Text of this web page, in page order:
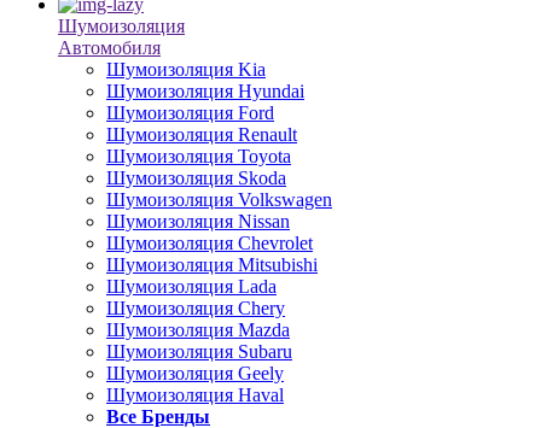
Шумоизоляция
Автомобиля
Шумоизоляция Kia
Шумоизоляция Hyundai
Шумоизоляция Ford
Шумоизоляция Renault
Шумоизоляция Toyota
Шумоизоляция Skoda
Шумоизоляция Volkswagen
Шумоизоляция Nissan
Шумоизоляция Chevrolet
Шумоизоляция Mitsubishi
Шумоизоляция Lada
Шумоизоляция Chery
Шумоизоляция Mazda
Шумоизоляция Subaru
Шумоизоляция Geely
Шумоизоляция Haval
Все Бренды